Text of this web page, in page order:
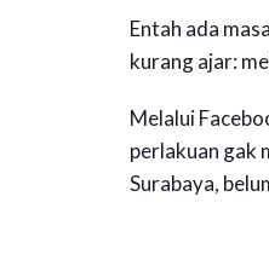
Entah ada
kurang ajar:
Melalui
perlakuan gak
Surabaya,